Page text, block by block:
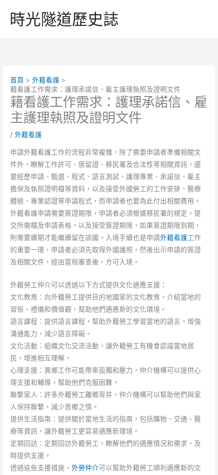
時光隧道歷史誌
首頁
外籍看護
籍看護工作需求：護理承諾信、雇主護理執照及證明文件
籍看護工作需求：護理承諾信、雇
主護理執照及證明文件
/外籍看護
申請外籍看護工作的流程非常複雜，除了需要申請者準備相關文
件外，瞭解工作許可、居留證、移民署及合法性等相關資訊，還
要經歷申請、甄選、程式、語言測試、護理專業、承諾信、雇主
擔保及執照證明檔等資料，以及接受外國勞工的工作安排、醫療
體檢、專業認證等申請程式，而申請者也要為此付出相關費用。
外籍看護申請需要簽證期限，申請者必須根據移民署的規定，提
交所需檔及申請表格，以及接受簽證期限，如果簽證期限到期，
則需要續期才能繼續留在該國。入境手續也是申請外籍看護工作
的重要一環，申請者必須先取得外國護照，然後出示申請的簽證
及相關文件，經由當局審查後，方可入境。
外籍勞工仲介可以透過以下方式提供文化適應支援：
文化教育：向外籍勞工提供目的地國家的文化教育，介紹當地的
習俗、禮儀和價值觀，幫助他們適應新的文化環境。
語言課程：提供語言課程，幫助外籍勞工學習當地的語言，增強
溝通能力，減少語言障礙。
文化活動：組織文化交流活動，讓外籍勞工有機會認識當地居
民，增進相互理解。
心理支援：異鄉工作可能帶來孤獨和壓力，仲介機構可以提供心
理支援和輔導，幫助他們克服困難。
聯繫家人：許多外籍勞工離鄉背井，仲介機構可以幫助他們與家
人保持聯繫，減少思鄉之情。
提供生活指南：提供關於當地生活的指南，包括購物、交通、醫
療等資訊，讓外籍勞工更容易適應新環境。
定期回訪：定期回訪外籍勞工，瞭解他們的適應情況和需求，及
時提供支援。
透過這些支援措施，外勞仲介可以幫助外籍勞工順利適應新的文